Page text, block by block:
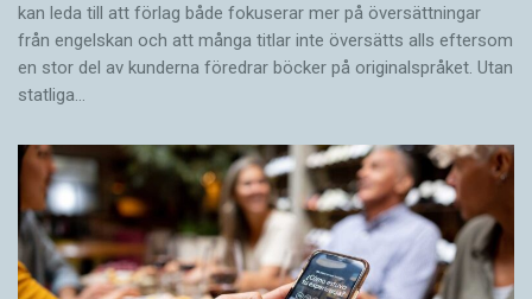
kan leda till att förlag både fokuserar mer på översättningar
från engelskan och att många titlar inte översätts alls eftersom
en stor del av kunderna föredrar böcker på originalspråket. Utan
statliga…